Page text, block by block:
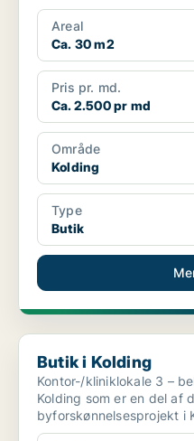
indflytni...
Areal
Ca. 30 m2
Pris pr. md.
Ca. 2.500 pr md
Område
Kolding
Type
Butik
Butik i Kolding
Butik i Kolding
Kontor-/kliniklokale 3 –
Kolding som er en del af
byforskønnelsesprojekt i
indflytni...